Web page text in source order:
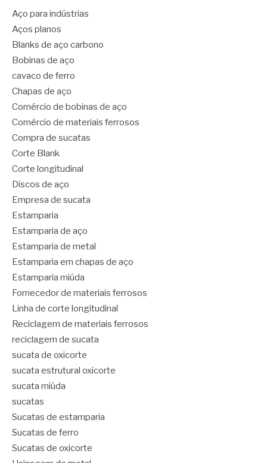
Aço para indústrias
Aços planos
Blanks de aço carbono
Bobinas de aço
cavaco de ferro
Chapas de aço
Comércio de bobinas de aço
Comércio de materiais ferrosos
Compra de sucatas
Corte Blank
Corte longitudinal
Discos de aço
Empresa de sucata
Estamparia
Estamparia de aço
Estamparia de metal
Estamparia em chapas de aço
Estamparia miúda
Fornecedor de materiais ferrosos
Linha de corte longitudinal
Reciclagem de materiais ferrosos
reciclagem de sucata
sucata de oxicorte
sucata estrutural oxicorte
sucata miúda
sucatas
Sucatas de estamparia
Sucatas de ferro
Sucatas de oxicorte